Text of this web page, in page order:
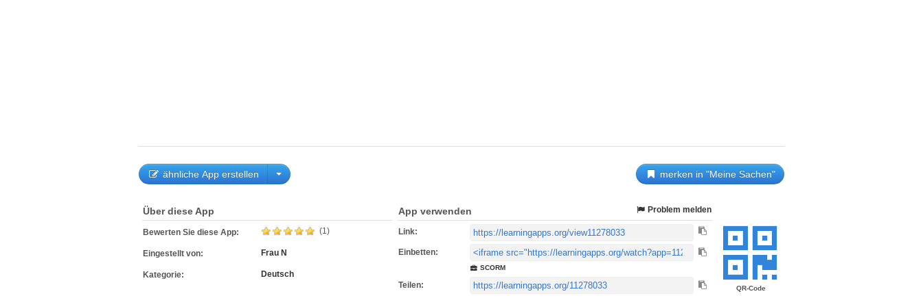
ähnliche App erstellen merken in "Meine Sachen"
QR-Code
Über diese App
Bewerten Sie diese App: (1)
Eingestellt von: Frau N
Kategorie: Deutsch
App verwenden Problem melden
Link:
Einbetten:
SCORM
Teilen: